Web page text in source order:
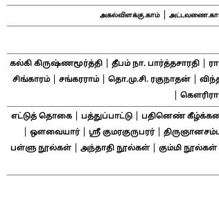
அகல்விளக்கு.காம்|
கல்கி கிருஷ்ணமூர்த்தி தீபம் நா. பார்த்தசாரதி
சிங்காரம்| சங்கரராம்| தொ.மு.சி. ரகுநாதன்|
எட்டுத் தொகை| பத்துப்பாட்டு| பதினெண்
ஔவையார்| ஸ்ரீ குமரகுருபரர்|
பள்ளு நூல்கள்| அந்தாதி நூல்கள்| கும்மி நூல்கள்